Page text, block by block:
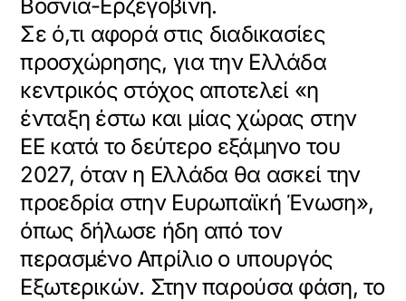
Βοσνία-Ερζεγοβίνη.
Σε ό,τι αφορά στις διαδικασίες
προσχώρησης, για την Ελλάδα
κεντρικός στόχος αποτελεί «η
ένταξη έστω και μίας χώρας στην
ΕΕ κατά το δεύτερο εξάμηνο του
2027, όταν η Ελλάδα θα ασκεί την
προεδρία στην Ευρωπαϊκή Ένωση»,
όπως δήλωσε ήδη από τον
περασμένο Απρίλιο ο υπουργός
Εξωτερικών. Στην παρούσα φάση, το